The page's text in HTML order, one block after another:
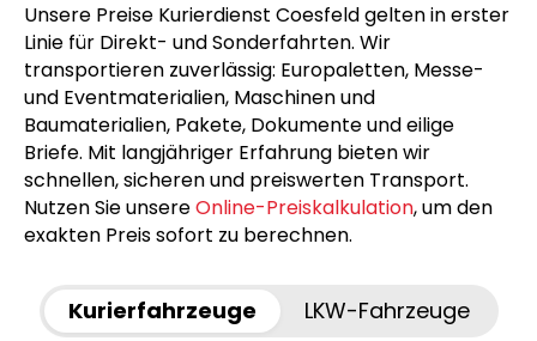
Unsere Preise Kurierdienst Coesfeld gelten in erster
Linie für Direkt- und Sonderfahrten. Wir
transportieren zuverlässig: Europaletten, Messe-
und Eventmaterialien, Maschinen und
Baumaterialien, Pakete, Dokumente und eilige
Briefe. Mit langjähriger Erfahrung bieten wir
schnellen, sicheren und preiswerten Transport.
Nutzen Sie unsereOnline-Preiskalkulation, um den
exakten Preis sofort zu berechnen.
Kurierfahrzeuge LKW-Fahrzeuge